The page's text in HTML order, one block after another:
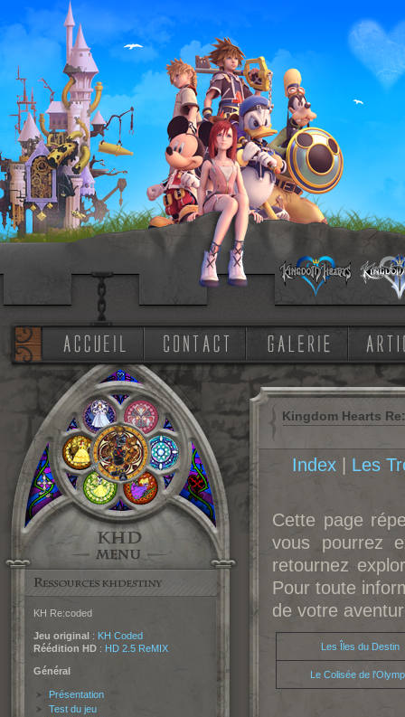
KH Re:coded
Jeu original : KH Coded
Réédition HD : HD 2.5 ReMIX
Général
Présentation
Test du jeu
Kingdom Hearts
Index Les
Cette page
vous pourrez
retournez
Pour toute
de votre
Les Îles du Destin
Le Colisée de